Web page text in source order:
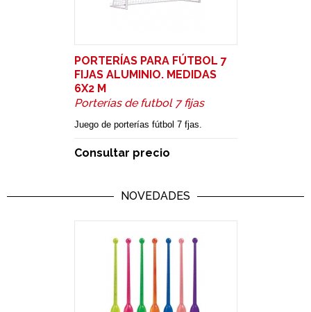
PORTERÍAS PARA FÚTBOL 7
FIJAS ALUMINIO. MEDIDAS
6X2 M
Porterías de futbol 7 fijas
Juego de porterías fútbol 7 fjas.
Consultar precio
NOVEDADES